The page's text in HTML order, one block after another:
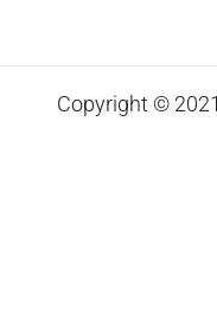
Copyright ©